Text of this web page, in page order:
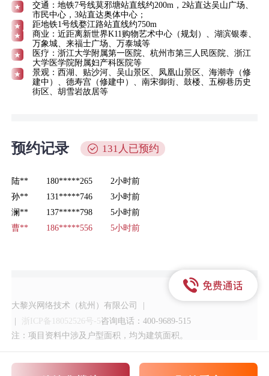
交通：地铁7号线莫邪塘站直线约200m，2站直达吴山广场、
市民中心，3站直达奥体中心；
距地铁1号线婺江路站直线约750m
商业：近距离新世界K11购物艺术中心（规划）、湖滨银泰、
万象城、来福士广场、万泰城等
医疗：浙江大学附属第一医院、杭州市第三人民医院、浙江
大学医学院附属妇产科医院等
景观：西湖、贴沙河、吴山景区、凤凰山景区、海潮寺（修
建中）、德寿宫（修建中）、南宋御街、鼓楼、五柳巷历史
街区、胡雪岩故居等
预约记录 131人已预约
孙**
131*****746
3小时前
澜**
137*****798
5小时前
曹**
186*****556
5小时前
刘**
189*****952
6小时前
慕**
135*****278 45分钟前
大黎兴网络技术（杭州）有限公司
|
|
浙ICP备18052526号-5咨询电话：400-9689-515
注：项目资料中涉及户型面积，均为建筑面积。